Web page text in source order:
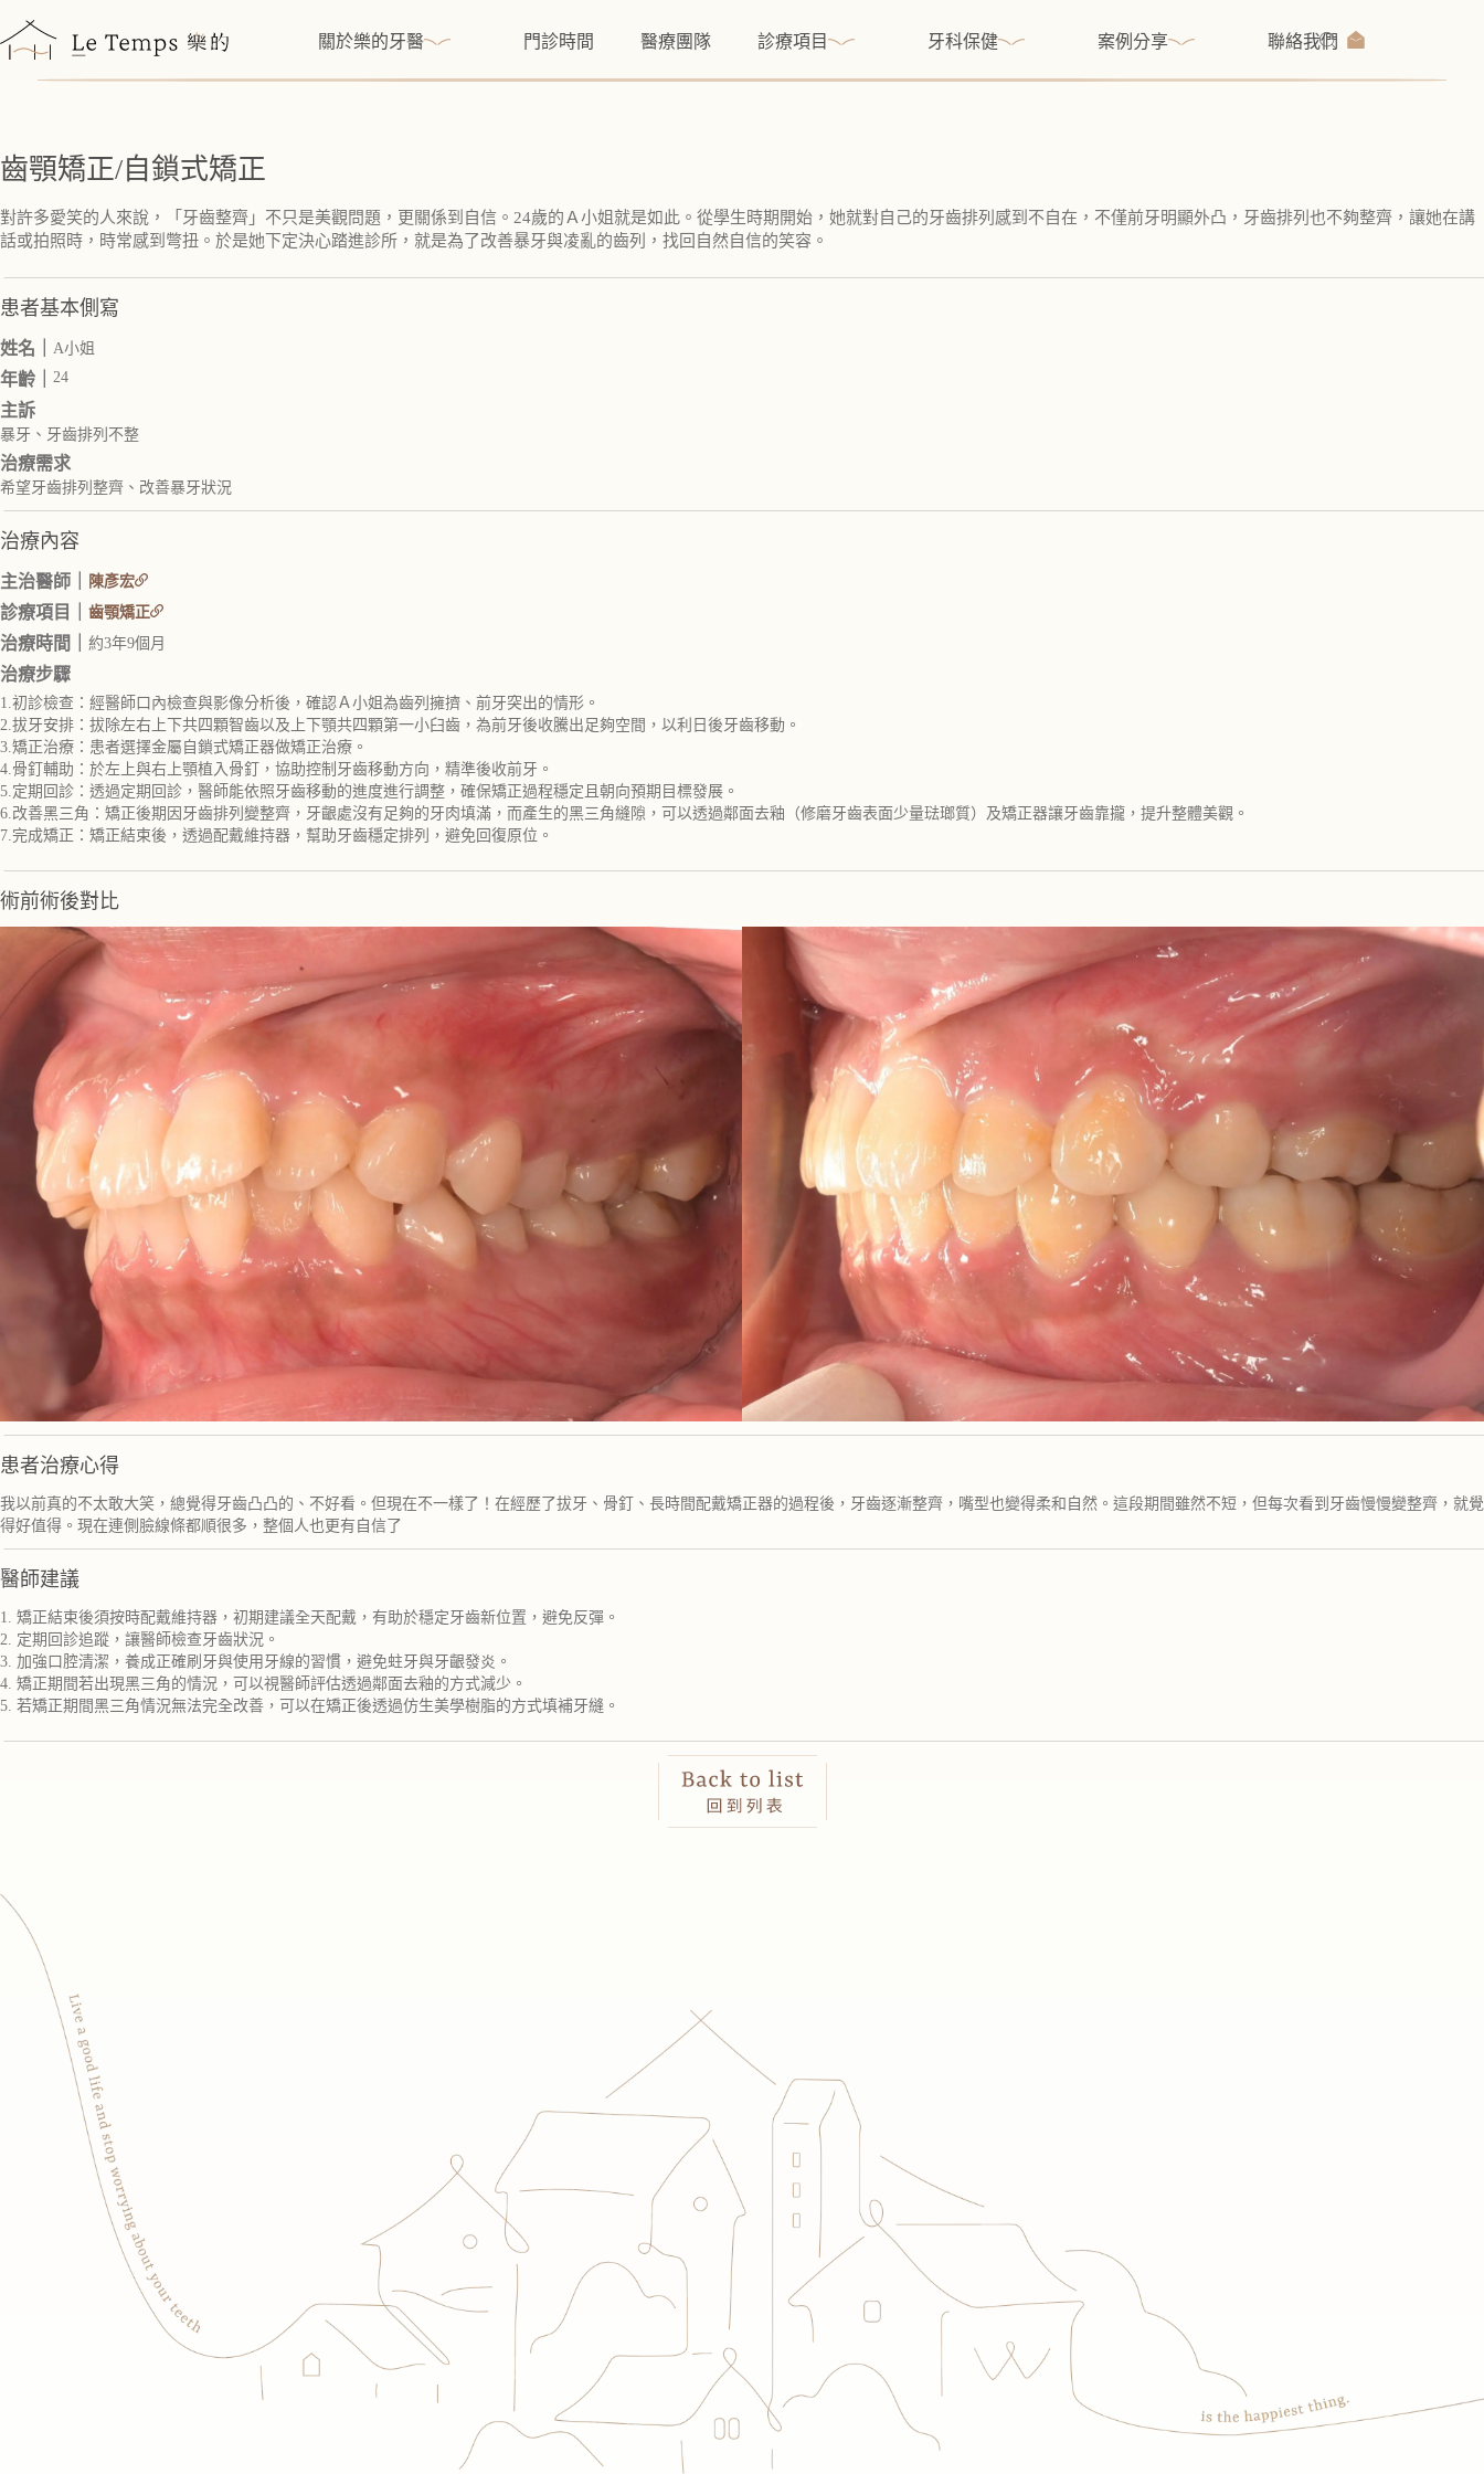
至
關於樂的牙醫 門診時間 醫療團隊 診療項目 牙科保健 案例分享 聯絡我們
齒顎矯正/自鎖式矯正
對許多愛笑的人來說，「牙齒整齊」不只是美觀問題，更關係到自信。24歲的Ａ小姐就是如此。從學生時期開始，她就對自己的牙齒排列感到不自在，不僅前牙明顯外凸，牙齒排列也不夠整齊，讓她在講
話或拍照時，時常感到彆扭。於是她下定決心踏進診所，就是為了改善暴牙與凌亂的齒列，找回自然自信的笑容。
患者基本側寫
姓名｜ A小姐
年齡｜ 24
主訴
暴牙、牙齒排列不整
治療需求
希望牙齒排列整齊、改善暴牙狀況
治療內容
主治醫師｜ 陳彥宏
診療項目｜ 齒顎矯正
治療時間｜ 約3年9個月
治療步驟
1.初診檢查：經醫師口內檢查與影像分析後，確認Ａ小姐為齒列擁擠、前牙突出的情形。
2.拔牙安排：拔除左右上下共四顆智齒以及上下顎共四顆第一小臼齒，為前牙後收騰出足夠空間，以利日後牙齒移動。
3.矯正治療：患者選擇金屬自鎖式矯正器做矯正治療。
4.骨釘輔助：於左上與右上顎植入骨釘，協助控制牙齒移動方向，精準後收前牙。
5.定期回診：透過定期回診，醫師能依照牙齒移動的進度進行調整，確保矯正過程穩定且朝向預期目標發展。
6.改善黑三角：矯正後期因牙齒排列變整齊，牙齦處沒有足夠的牙肉填滿，而產生的黑三角縫隙，可以透過鄰面去釉（修磨牙齒表面少量琺瑯質）及矯正器讓牙齒靠攏，提升整體美觀。
7.完成矯正：矯正結束後，透過配戴維持器，幫助牙齒穩定排列，避免回復原位。
術前術後對比
患者治療心得
我以前真的不太敢大笑，總覺得牙齒凸凸的、不好看。但現在不一樣了！在經歷了拔牙、骨釘、長時間配戴矯正器的過程後，牙齒逐漸整齊，嘴型也變得柔和自然。這段期間雖然不短，但每次看到牙齒慢慢變整齊，就覺
得好值得。現在連側臉線條都順很多，整個人也更有自信了
醫師建議
1. 矯正結束後須按時配戴維持器，初期建議全天配戴，有助於穩定牙齒新位置，避免反彈。
2. 定期回診追蹤，讓醫師檢查牙齒狀況。
3. 加強口腔清潔，養成正確刷牙與使用牙線的習慣，避免蛀牙與牙齦發炎。
4. 矯正期間若出現黑三角的情況，可以視醫師評估透過鄰面去釉的方式減少。
5. 若矯正期間黑三角情況無法完全改善，可以在矯正後透過仿生美學樹脂的方式填補牙縫。